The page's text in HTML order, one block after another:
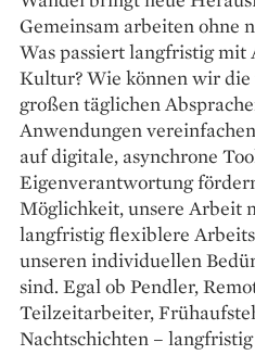
Gemeinsam arbeiten ohne
Was passiert langfristig mit
Kultur? Wie können wir
großen täglichen
Anwendungen
auf digitale, asynchrone
Eigenverantwortung
Möglichkeit, unsere Arbeit
langfristig flexiblere
unseren individuellen
sind. Egal ob Pendler,
Teilzeitarbeiter,
Nachtschichten –